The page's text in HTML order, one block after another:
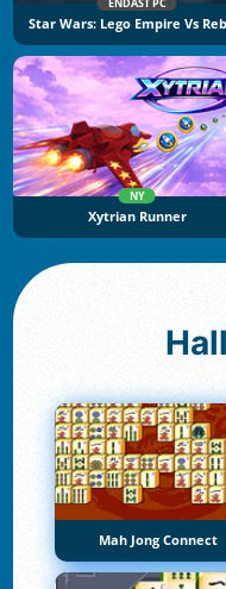
ENDAST PC
Star Wars: Lego Empire Vs
NY
Xytrian Runner
Mah Jong Connect